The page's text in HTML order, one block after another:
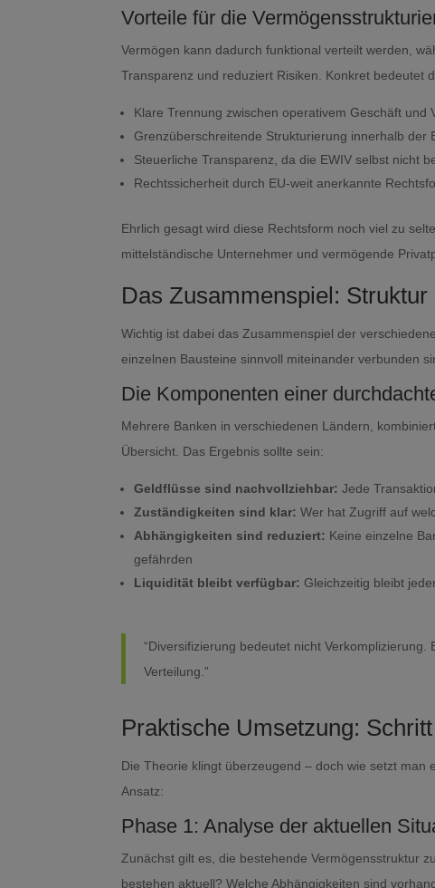
Vorteile für die
Vermögen kann dadurch funktional verteilt werden,
Transparenz und reduziert Risiken. Konkret bedeutet
Klare Trennung zwischen operativem Geschäft und
Grenzüberschreitende Strukturierung innerhalb der
Steuerliche Transparenz, da die EWIV selbst nicht
Rechtssicherheit durch EU-weit anerkannte
Ehrlich gesagt wird diese Rechtsform noch viel zu
mittelständische Unternehmer und vermögende
Das Zusammenspiel: Struktur
Wichtig ist dabei das Zusammenspiel der
einzelnen Bausteine sinnvoll miteinander verbunden
Die Komponenten einer
Mehrere Banken in verschiedenen Ländern,
Übersicht. Das Ergebnis sollte sein:
Geldflüsse sind nachvollziehbar: Jede
Zuständigkeiten sind klar: Wer hat Zugriff auf
Abhängigkeiten sind reduziert: Keine einzelne
gefährden
Liquidität bleibt verfügbar: Gleichzeitig bleibt
“Diversifizierung bedeutet nicht
Verteilung.”
Praktische Umsetzung:
Die Theorie klingt überzeugend – doch wie setzt
Ansatz:
Phase 1: Analyse der aktuellen
Zunächst gilt es, die bestehende Vermögensstruktur
bestehen aktuell? Welche Abhängigkeiten sind